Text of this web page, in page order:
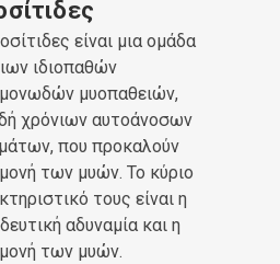
είναι μια ομάδα
ιδιοπαθών
μυοπαθειών,
χρόνιων αυτοάνοσων
που προκαλούν
των μυών. Το κύριο
τους είναι η
αδυναμία και η
των μυών.